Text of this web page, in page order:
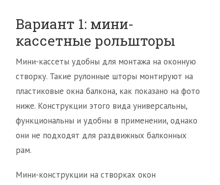
Вариант 1: мини-
кассетные рольшторы
Мини-кассеты удобны для монтажа на оконную
створку. Такие рулонные шторы монтируют на
пластиковые окна балкона, как показано на фото
ниже. Конструкции этого вида универсальны,
функциональны и удобны в применении, однако
они не подходят для раздвижных балконных
рам.
Мини-конструкции на створках окон